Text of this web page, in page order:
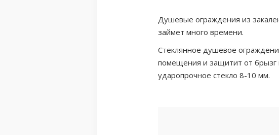
Душевые ограждения из
займет много времени.
Стеклянное душевое
помещения и защитит от брызг
ударопрочное стекло 8-10 мм.